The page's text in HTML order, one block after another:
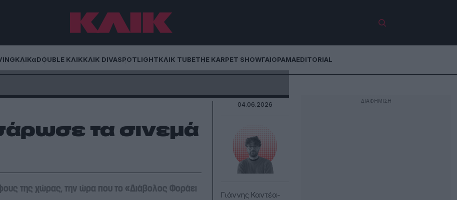
ΚΛΙΚαDOUBLE ΚΛΙΚΚΛΙΚ DIVASPOTLIGHTΚΛΙΚ TUBETHE KARPET SHOWΓΑΙΟΡΑΜΑEDITORIAL
τα σινεμά
της χώρας, την ώρα που το «Διάβολος Φοράει
04.06.2026
Γιάννης Καντέα-